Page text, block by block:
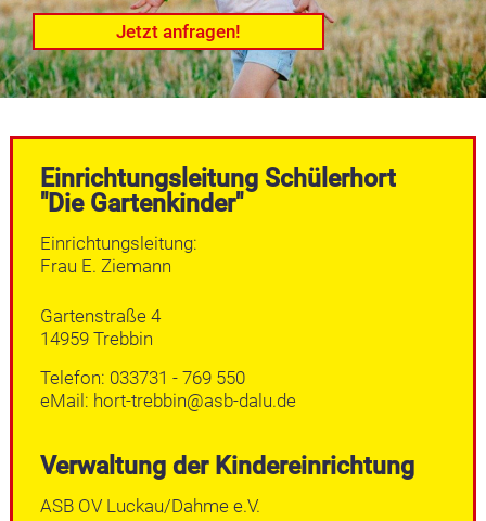
Jetzt anfragen!
Einrichtungsleitung Schülerhort
"Die Gartenkinder"
Einrichtungsleitung:
Frau E. Ziemann
Gartenstraße 4
14959 Trebbin
Telefon: 033731 - 769 550
eMail: hort-trebbin@asb-dalu.de
Verwaltung der Kindereinrichtung
ASB OV Luckau/Dahme e.V.